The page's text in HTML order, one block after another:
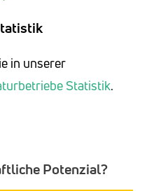
in unserer
Statistik.
Potenzial?